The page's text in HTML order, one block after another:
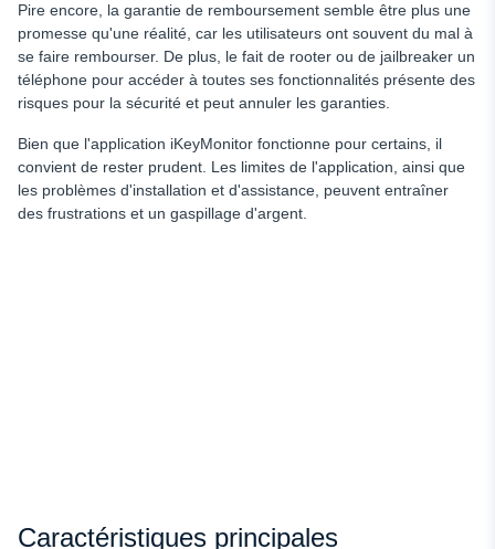
Pire encore, la garantie de remboursement semble être plus une
promesse qu'une réalité, car les utilisateurs ont souvent du mal à
se faire rembourser. De plus, le fait de rooter ou de jailbreaker un
téléphone pour accéder à toutes ses fonctionnalités présente des
risques pour la sécurité et peut annuler les garanties.
Bien que l'application iKeyMonitor fonctionne pour certains, il
convient de rester prudent. Les limites de l'application, ainsi que
les problèmes d'installation et d'assistance, peuvent entraîner
des frustrations et un gaspillage d'argent.
Caractéristiques principales